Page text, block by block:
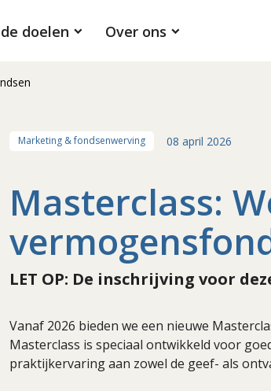
doelen Over ons
Marketing & fondsenwerving 08 april 2026
Masterclass:
LET OP: De inschrijving voor
Vanaf 2026 bieden we een nieuwe
Masterclass is speciaal ontwikkeld voor
praktijkervaring aan zowel de geef- als